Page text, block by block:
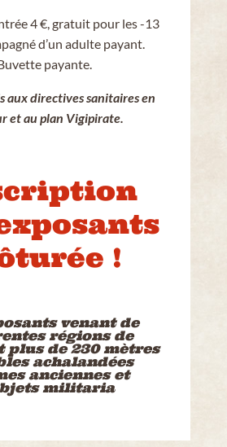
4 €, gratuit pour les -13
d’un adulte payant.
payante.
aux directives sanitaires en
et au plan Vigipirate.
!
venant de
régions de
plus de 230 mètres
achalandées
anciennes et
militaria